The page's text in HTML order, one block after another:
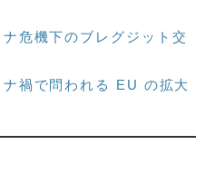
危機下のブレグジット交
禍で問われる EU の拡大